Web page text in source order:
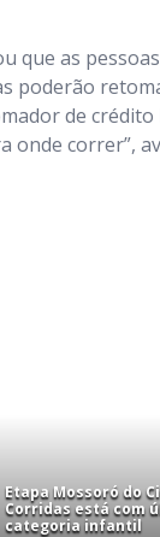
que as
poderão
de crédito
onde correr”,
Etapa Mossoró do
Corridas está com
categoria infantil